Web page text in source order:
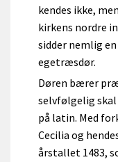
kendes ikke,
kirkens nordre
sidder nemlig
egetræsdør.
Døren bærer
selvfølgelig
på latin. Med
Cecilia og
årstallet 1483,